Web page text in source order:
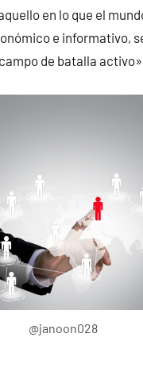
en lo que el
e informativo,
de batalla
@janoon028